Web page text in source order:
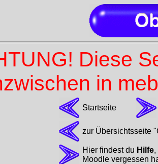
Diese
in
Startseite
zur Übersichtsseite
Hier findest du Hilfe
Moodle vergessen